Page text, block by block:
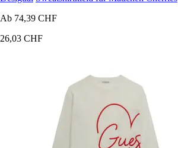
Ab 74,39 CHF
26,03 CHF